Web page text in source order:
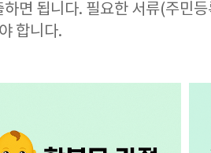
하면 됩니다. 필요한 서류(주민
합니다.